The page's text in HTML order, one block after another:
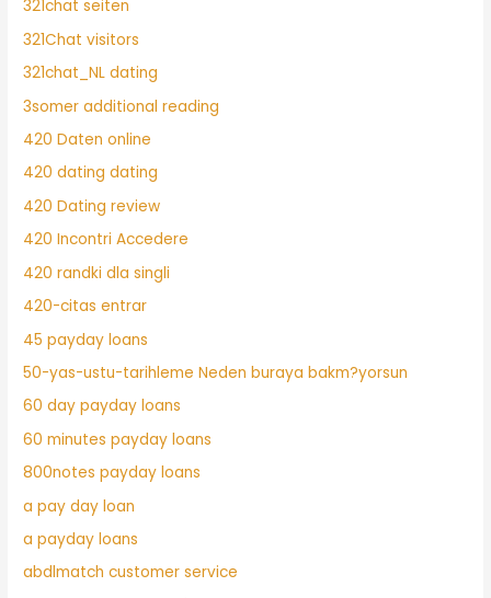
321chat seiten
321Chat visitors
321chat_NL dating
3somer additional reading
420 Daten online
420 dating dating
420 Dating review
420 Incontri Accedere
420 randki dla singli
420-citas entrar
45 payday loans
50-yas-ustu-tarihleme Neden buraya bakm?yorsun
60 day payday loans
60 minutes payday loans
800notes payday loans
a pay day loan
a payday loans
abdlmatch customer service